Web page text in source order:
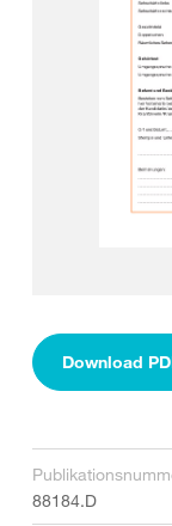
Download
88184.D